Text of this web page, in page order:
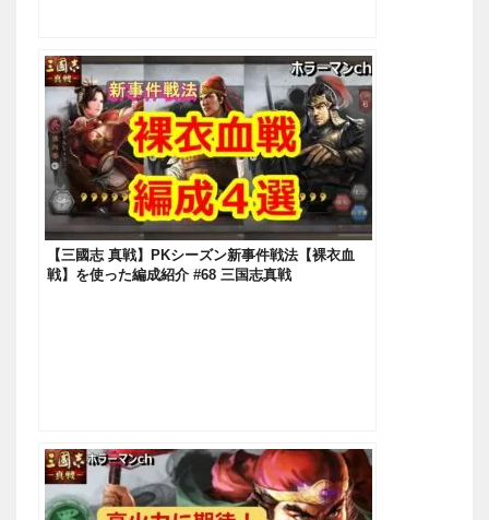
【三國志 真戦】PKシーズン新事件戦法【裸衣血
戦】を使った編成紹介 #68 三国志真戦